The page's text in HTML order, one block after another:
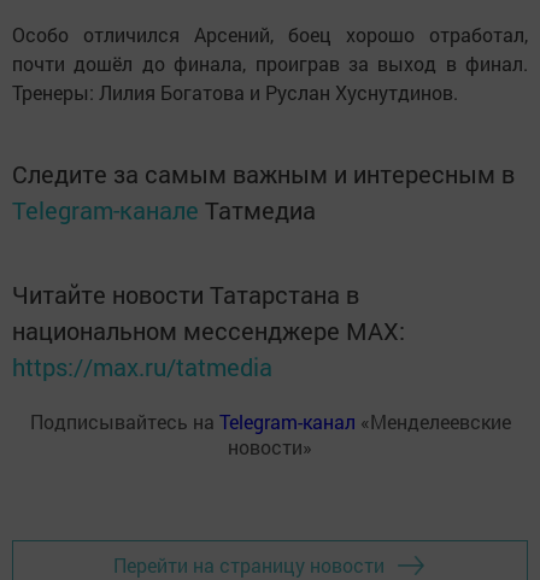
Особо отличился Арсений, боец хорошо отработал,
почти дошёл до финала, проиграв за выход в финал.
Тренеры: Лилия Богатова и Руслан Хуснутдинов.
Следите за самым важным и интересным в
Telegram-канале Татмедиа
Читайте новости Татарстана в
национальном мессенджере MАХ:
https://max.ru/tatmedia
Подписывайтесь на Telegram-канал «Менделеевские
новости»
Перейти на страницу новости